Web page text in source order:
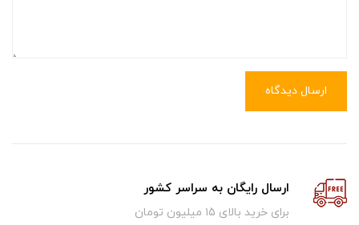
ارسال دیدگاه
ارسال رایگان به سراسر کشور
برای خرید بالای ۱5 میلیون تومان